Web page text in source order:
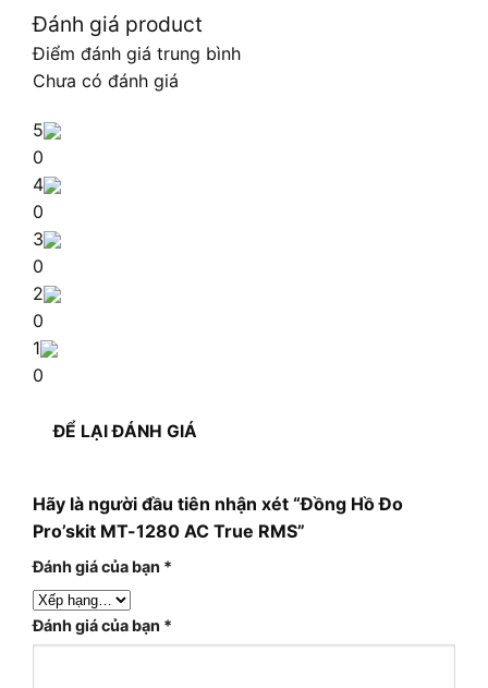
Đánh giá product
Điểm đánh giá trung bình
Chưa có đánh giá
5
0
4
0
3
0
2
0
1
0
ĐỂ LẠI ĐÁNH GIÁ
Hãy là người đầu tiên nhận xét “Đồng Hồ Đo
Pro’skit MT-1280 AC True RMS”
Đánh giá của bạn *
Đánh giá của bạn *